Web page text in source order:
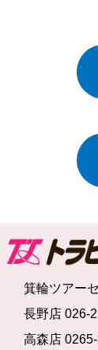
箕輪ツアー
長野店 026-
高森店